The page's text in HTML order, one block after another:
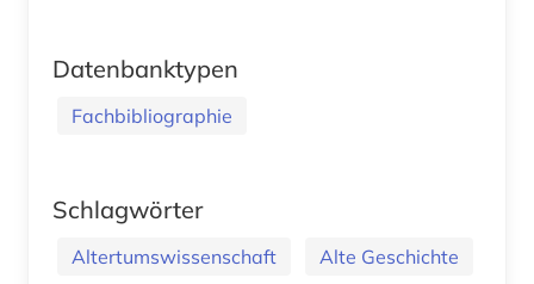
Datenbanktypen
Fachbibliographie
Schlagwörter
Altertumswissenschaft
Alte Geschichte